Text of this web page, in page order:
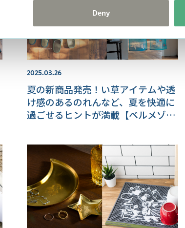
Deny
2025.03.26
夏の新商品発売！い草アイテムや透
け感のあるのれんなど、夏を快適に
過ごせるヒントが満載【ベルメゾ